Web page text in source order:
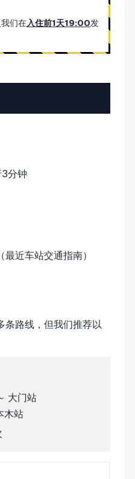
们在入住前1天19:00发
分钟
路线，但我们推荐以
大门站
木站